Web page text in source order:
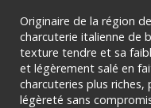
Originaire de la région
charcuterie italienne de
texture tendre et sa
et légèrement salé en
charcuteries plus
légèreté sans